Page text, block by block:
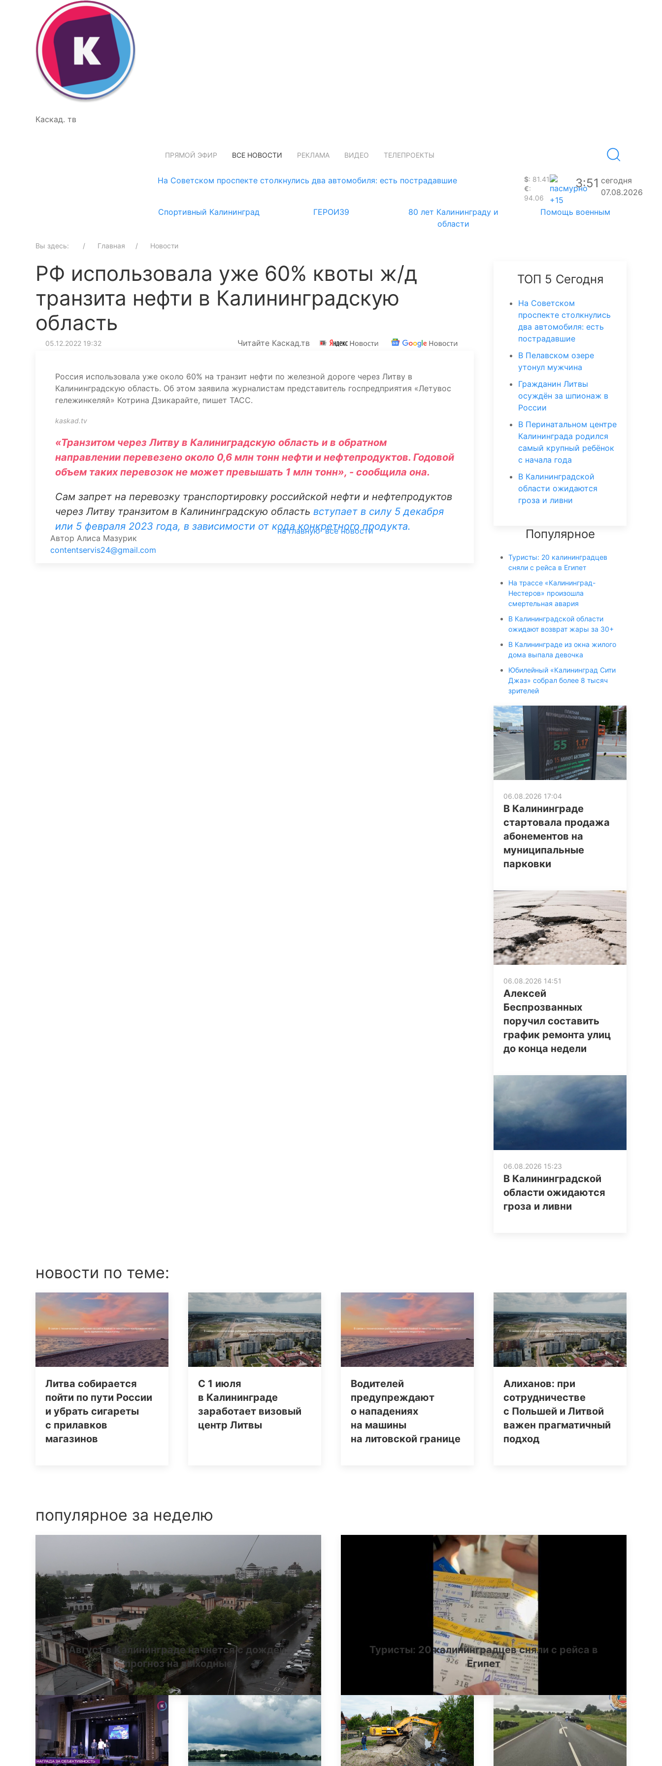
Каскад. тв
ПРЯМОЙ ЭФИР ВСЕ НОВОСТИ РЕКЛАМА ВИДЕО ТЕЛЕПРОЕКТЫ
На Советском проспекте столкнулись два автомобиля: есть пострадавшие $: 81.41
€:
94.06
+15
3:51 сегодня
07.08.2026
Спортивный Калининград
ГЕРОИ39
80 лет Калининграду и
области
Помощь военным
Вы здесь: Главная Новости
РФ использовала уже 60% квоты ж/д
транзита нефти в Калининградскую
область
05.12.2022 19:32 Читайте Каскад.тв
Россия использовала уже около 60% на транзит нефти по железной дороге через Литву в
Калининградскую область. Об этом заявила журналистам представитель госпредприятия «Летувос
гележинкеляй» Котрина Дзикарайте, пишет ТАСС.
kaskad.tv
«Транзитом через Литву в Калиниградскую область и в обратном
направлении перевезено около 0,6 млн тонн нефти и нефтепродуктов. Годовой
объем таких перевозок не может превышать 1 млн тонн», - сообщила она.
Сам запрет на перевозку транспортировку российской нефти и нефтепродуктов
через Литву транзитом в Калининградскую область вступает в силу 5 декабря
или 5 февраля 2023 года, в зависимости от кода конкретного продукта.
Автор Алиса Мазурик
contentservis24@gmail.com
на главную все новости
ТОП 5 Сегодня
На Советском
проспекте столкнулись
два автомобиля: есть
пострадавшие
В Пелавском озере
утонул мужчина
Гражданин Литвы
осуждён за шпионаж в
России
В Перинатальном центре
Калининграда родился
самый крупный ребёнок
с начала года
В Калининградской
области ожидаются
гроза и ливни
Популярное
Туристы: 20 калининградцев
сняли с рейса в Египет
На трассе «Калининград-
Нестеров» произошла
смертельная авария
В Калининградской области
ожидают возврат жары за 30+
В Калининграде из окна жилого
дома выпала девочка
Юбилейный «Калининград Сити
Джаз» собрал более 8 тысяч
зрителей
06.08.2026 17:04
В Калининграде
стартовала продажа
абонементов на
муниципальные
парковки
06.08.2026 14:51
Алексей
Беспрозванных
поручил составить
график ремонта улиц
до конца недели
06.08.2026 15:23
В Калининградской
области ожидаются
гроза и ливни
новости по теме:
Литва собирается
пойти по пути России
и убрать сигареты
с прилавков
магазинов
С 1 июля
в Калининграде
заработает визовый
центр Литвы
Водителей
предупреждают
о нападениях
на машины
на литовской границе
Алиханов: при
сотрудничестве
с Польшей и Литвой
важен прагматичный
подход
популярное за неделю
Август в Калининграде начнется с дождей:
прогноз на выходные
Туристы: 20 калининградцев сняли с рейса в
Египет